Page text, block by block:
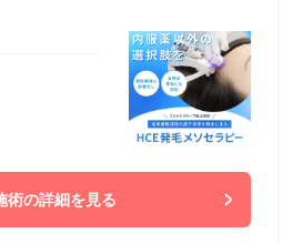
術の詳細を見る